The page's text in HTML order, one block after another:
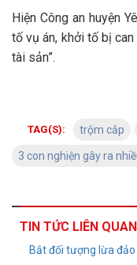
Hiện Công an huyện
tố vụ án, khởi tố bị
tài sản”.
TAG(S): trộm cắp
3 con nghiện gây ra
TIN TỨC LIÊN QUAN
Bắt đối tượng lừa